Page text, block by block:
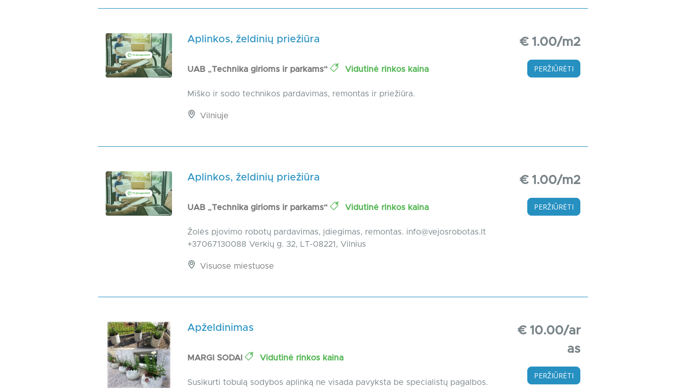
Aplinkos, želdinių priežiūra
UAB „Technika girioms ir parkams“ Vidutinė rinkos kaina
Miško ir sodo technikos pardavimas, remontas ir priežiūra.
Vilniuje
€ 1.00/m2
PERŽIŪRĖTI
Aplinkos, želdinių priežiūra
UAB „Technika girioms ir parkams“ Vidutinė rinkos kaina
Žolės pjovimo robotų pardavimas, įdiegimas, remontas. info@vejosrobotas.lt
+37067130088 Verkių g. 32, LT-08221, Vilnius
Visuose miestuose
€ 1.00/m2
PERŽIŪRĖTI
Apželdinimas
MARGI SODAI Vidutinė rinkos kaina
Susikurti tobulą sodybos aplinką ne visada pavyksta be specialistų pagalbos.
€ 10.00/ar
as
PERŽIŪRĖTI